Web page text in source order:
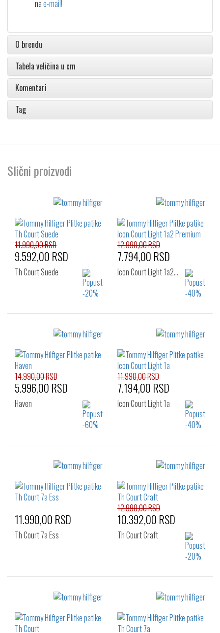
nae-mail!
O brendu
Tabela veličina u cm
Komentari
Tag
Slični proizvodi
Izaberi željeni broj:
11.990,00 RSD
9.592,00 RSD
Th Court Suede
Izaberi željeni broj:
44
45 46
12.990,00 RSD
7.794,00 RSD
Icon Court Light 1a2…
Izaberi željeni broj:
14.990,00 RSD
5.996,00 RSD
Haven
Izaberi željeni broj:
44
45 46
11.990,00 RSD
7.194,00 RSD
Icon Court Light 1a
Izaberi željeni broj:
44
46
11.990,00 RSD
Th Court 7a Ess
Izaberi željeni broj:
12.990,00 RSD
10.392,00 RSD
Th Court Craft